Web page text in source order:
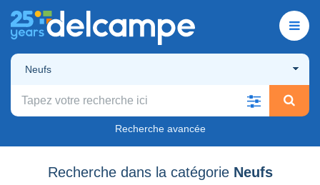
Neufs
Recherche avancée
Recherche dans la catégorie Neufs